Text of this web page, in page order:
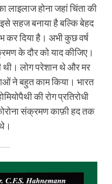
लाइलाज होना जहां चिंता की
सहज बनाया है बल्कि बेहद
दिया है। अभी कुछ वर्ष
के दौर को याद कीजिए।
थी। लोग परेशान थे और मर
ने बहुत काम किया। भारत
की रोग प्रतिरोधी
संक्रमण काफ़ी हद तक